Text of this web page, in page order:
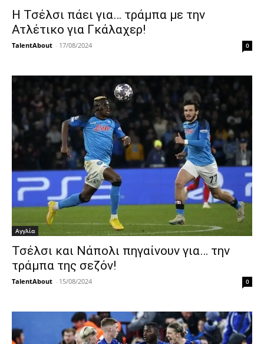
Η Τσέλσι πάει για… τράμπα με την
Ατλέτικο για Γκάλαχερ!
TalentAbout - 17/08/2024 0
Αγγλία
Τσέλσι και Νάπολι πηγαίνουν για… την
τράμπα της σεζόν!
TalentAbout - 15/08/2024 0